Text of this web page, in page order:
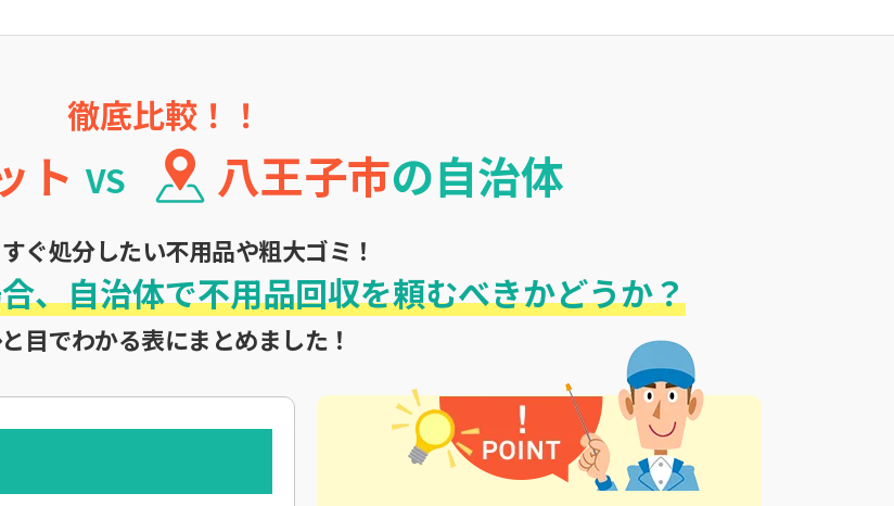
徹底比較！！
ト VS 八王子市の自治体
ぐ処分したい不用品や粗大ゴミ！
、自治体で不用品回収を頼むべきかどうか？
目でわかる表にまとめました！